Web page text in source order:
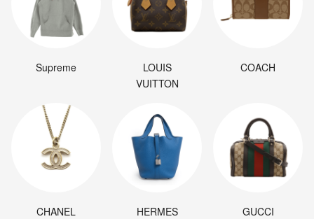
Supreme
LOUIS
VUITTON
COACH
CHANEL HERMES GUCCI